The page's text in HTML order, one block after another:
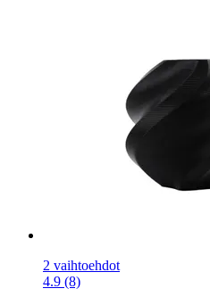
2 vaihtoehdot
4.9 (8)